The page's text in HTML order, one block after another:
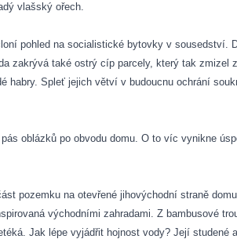
vlašský ořech.
pohled na socialistické bytovky v sousedství.
zakrývá také ostrý cíp parcely, který tak zmizel
habry. Spleť jejich větví v budoucnu ochrání
oblázků po obvodu domu. O to víc vynikne
pozemku na otevřené jihovýchodní straně
východními zahradami. Z bambusové
Jak lépe vyjádřit hojnost vody? Její studené